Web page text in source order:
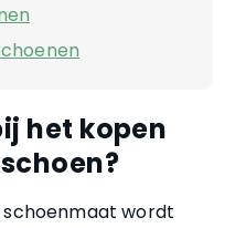
het kopen
schoenmaat wordt